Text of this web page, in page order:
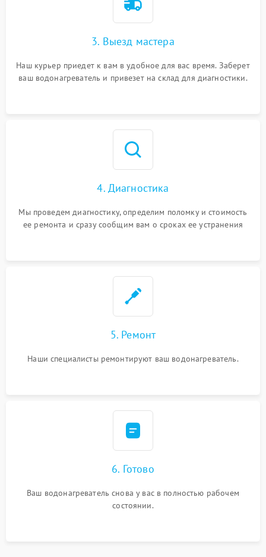
3. Выезд мастера
Наш курьер приедет к вам в удобное для вас время. Заберет
ваш водонагреватель и привезет на склад для диагностики.
4. Диагностика
Мы проведем диагностику, определим поломку и стоимость
ее ремонта и сразу сообщим вам о сроках ее устранения
5. Ремонт
Наши специалисты ремонтируют ваш водонагреватель.
6. Готово
Ваш водонагреватель снова у вас в полностью рабочем
состоянии.